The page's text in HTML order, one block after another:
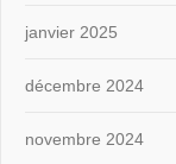
janvier 2025
décembre 2024
novembre 2024